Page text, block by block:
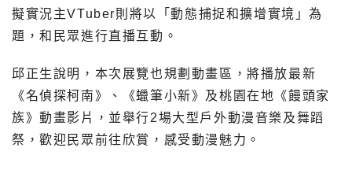
擬實況主VTuber則將以「動態捕捉和擴增實境」為
題，和民眾進行直播互動。
邱正生說明，本次展覽也規劃動畫區，將播放最新
《名偵探柯南》、《蠟筆小新》及桃園在地《饅頭家
族》動畫影片，並舉行2場大型戶外動漫音樂及舞蹈
祭，歡迎民眾前往欣賞，感受動漫魅力。